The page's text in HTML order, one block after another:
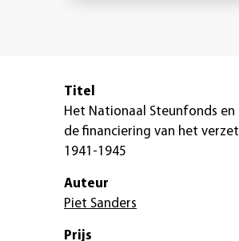
Titel
Het Nationaal Steunfonds en
de financiering van het verzet
1941-1945
Auteur
Piet Sanders
Prijs